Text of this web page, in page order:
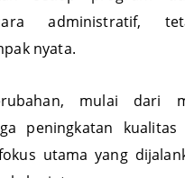
setiap program
administratif,
mulai dari
peningkatan kualitas
utama yang